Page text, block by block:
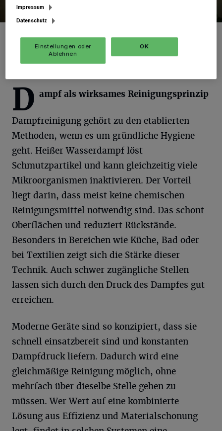
D ampf als wirksames Reinigungsprinzip
Dampfreinigung gehört zu den etablierten
Methoden, wenn es um gründliche Hygiene
geht. Heißer Wasserdampf löst
Schmutzpartikel und kann gleichzeitig viele
Mikroorganismen inaktivieren. Der Vorteil
liegt darin, dass meist keine chemischen
Reinigungsmittel notwendig sind. Das schont
Oberflächen und reduziert Rückstände.
Besonders in Bereichen wie Küche, Bad oder
bei Textilien zeigt sich die Stärke dieser
Technik. Auch schwer zugängliche Stellen
lassen sich durch den Druck des Dampfes gut
erreichen.
Moderne Geräte sind so konzipiert, dass sie
schnell einsatzbereit sind und konstanten
Dampfdruck liefern. Dadurch wird eine
gleichmäßige Reinigung möglich, ohne
mehrfach über dieselbe Stelle gehen zu
müssen. Wer Wert auf eine kombinierte
Lösung aus Effizienz und Materialschonung
Impressum
Datenschutz
Einstellungen oder
Ablehnen
OK